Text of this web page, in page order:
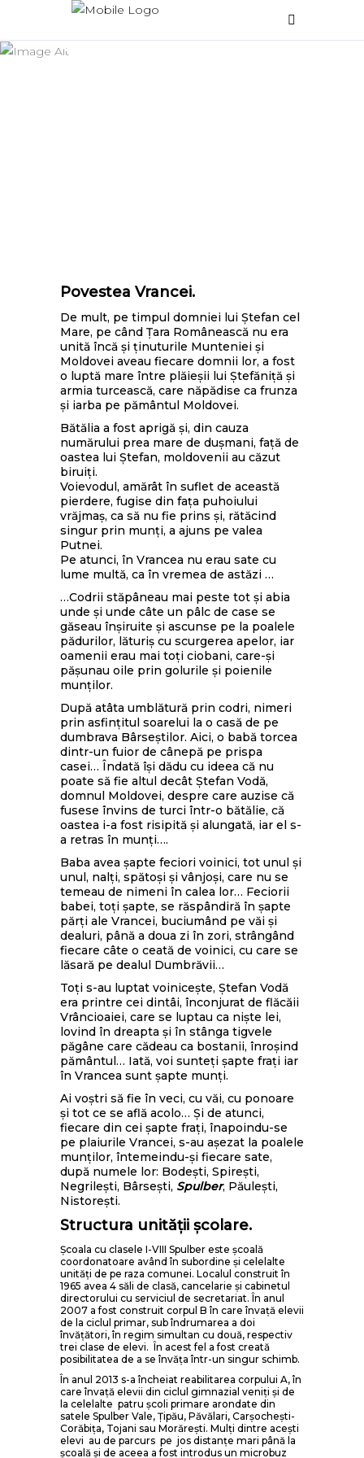
Școala
Povestea Vrancei.
De mult, pe timpul domniei lui Ştefan cel
Mare, pe când Ţara Românească nu era
unită încă şi ţinuturile Munteniei şi
Moldovei aveau fiecare domnii lor, a fost
o luptă mare între plăieşii lui Ştefăniţă şi
armia turcească, care năpădise ca frunza
şi iarba pe pământul Moldovei.
Bătălia a fost aprigă şi, din cauza
numărului prea mare de duşmani, faţă de
oastea lui Ştefan, moldovenii au căzut
biruiţi.
Voievodul, amărât în suflet de această
pierdere, fugise din faţa puhoiului
vrăjmaş, ca să nu fie prins şi, rătăcind
singur prin munţi, a ajuns pe valea
Putnei.
Pe atunci, în Vrancea nu erau sate cu
lume multă, ca în vremea de astăzi …
…Codrii stăpâneau mai peste tot şi abia
unde şi unde câte un pâlc de case se
găseau înşiruite şi ascunse pe la poalele
pădurilor, lăturiş cu scurgerea apelor, iar
oamenii erau mai toţi ciobani, care-şi
păşunau oile prin golurile şi poienile
munţilor.
După atâta umblătură prin codri, nimeri
prin asfinţitul soarelui la o casă de pe
dumbrava Bârseştilor. Aici, o babă torcea
dintr-un fuior de cânepă pe prispa
casei… Îndată îşi dădu cu ideea că nu
poate să fie altul decât Ştefan Vodă,
domnul Moldovei, despre care auzise că
fusese învins de turci într-o bătălie, că
oastea i-a fost risipită şi alungată, iar el s-
a retras în munţi….
Baba avea şapte feciori voinici, tot unul şi
unul, nalţi, spătoşi şi vânjoşi, care nu se
temeau de nimeni în calea lor… Feciorii
babei, toţi şapte, se răspândiră în şapte
părţi ale Vrancei, buciumând pe văi şi
dealuri, până a doua zi în zori, strângând
fiecare câte o ceată de voinici, cu care se
lăsară pe dealul Dumbrăvii…
Toţi s-au luptat voiniceşte, Ştefan Vodă
era printre cei dintâi, înconjurat de flăcăii
Vrâncioaiei, care se luptau ca nişte lei,
lovind în dreapta şi în stânga tigvele
păgâne care cădeau ca bostanii, înroşind
pământul… Iată, voi sunteţi şapte fraţi iar
în Vrancea sunt şapte munţi.
Ai voştri să fie în veci, cu văi, cu ponoare
şi tot ce se află acolo… Şi de atunci,
fiecare din cei şapte fraţi, înapoindu-se
pe plaiurile Vrancei, s-au aşezat la poalele
munţilor, întemeindu-şi fiecare sate,
după numele lor: Bodeşti, Spireşti,
Negrileşti, Bârseşti, Spulber, Păuleşti,
Nistoreşti.
Structura unităţii şcolare.
Şcoala cu clasele I-VIII Spulber este şcoală
coordonatoare având în subordine şi celelalte
unităţi de pe raza comunei. Localul construit în
1965 avea 4 săli de clasă, cancelarie și cabinetul
directorului cu serviciul de secretariat. În anul
2007 a fost construit corpul B în care învaţă elevii
de la ciclul primar, sub îndrumarea a doi
învăţători, în regim simultan cu două, respectiv
trei clase de elevi. În acest fel a fost creată
posibilitatea de a se învăţa într-un singur schimb.
În anul 2013 s-a încheiat reabilitarea corpului A, în
care învaţă elevii din ciclul gimnazial veniţi şi de
la celelalte patru şcoli primare arondate din
satele Spulber Vale, Ţipău, Păvălari, Carşocheşti-
Corăbiţa, Tojani sau Morăreşti. Mulţi dintre aceşti
elevi au de parcurs pe jos distanţe mari până la
şcoală şi de aceea a fost introdus un microbuz